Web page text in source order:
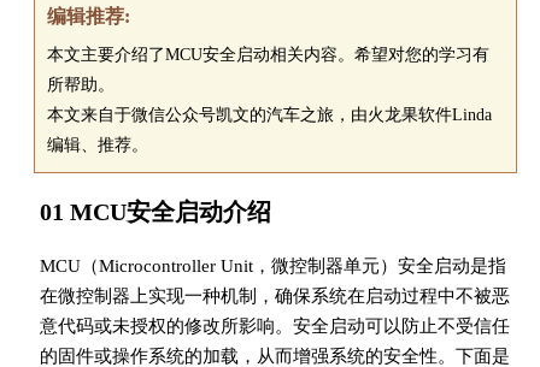
编辑推荐:
本文主要介绍了MCU安全启动相关内容。希望对您的学习有
所帮助。
本文来自于微信公众号凯文的汽车之旅，由火龙果软件Linda
编辑、推荐。
01 MCU安全启动介绍
MCU（Microcontroller Unit，微控制器单元）安全启动是指
在微控制器上实现一种机制，确保系统在启动过程中不被恶
意代码或未授权的修改所影响。安全启动可以防止不受信任
的固件或操作系统的加载，从而增强系统的安全性。下面是